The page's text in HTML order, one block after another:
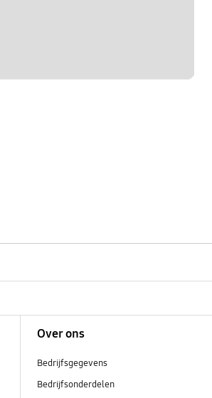
Over ons
Bedrijfsgegevens
Bedrijfsonderdelen